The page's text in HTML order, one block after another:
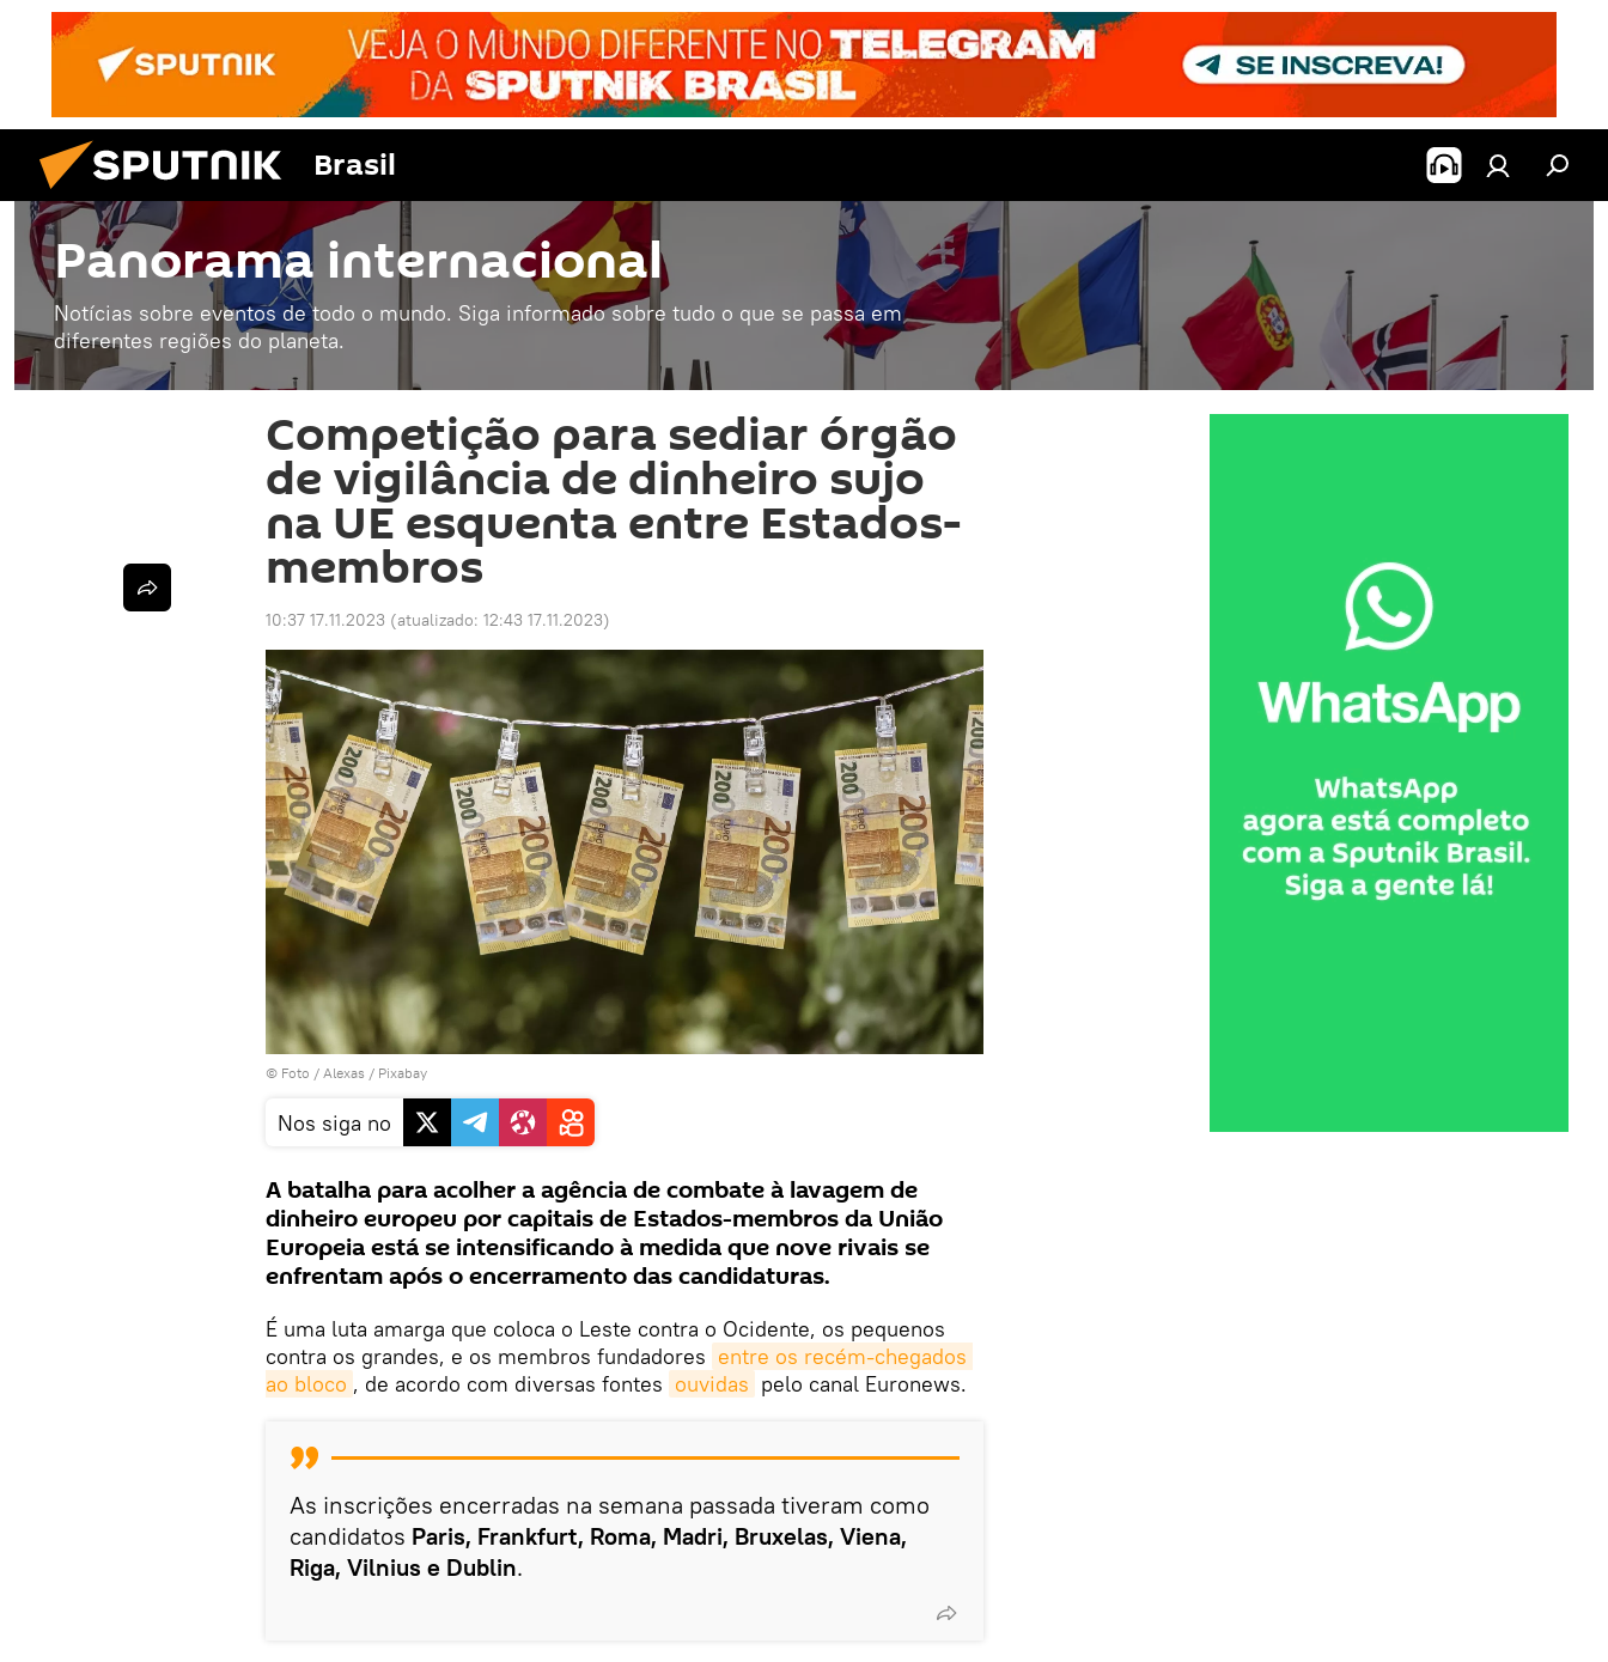
Brasil
Panorama internacional
Notícias sobre eventos de todo o mundo. Siga informado sobre tudo o que se passa em
diferentes regiões do planeta.
Competição para sediar órgão
de vigilância de dinheiro sujo
na UE esquenta entre Estados-
membros
10:37 17.11.2023 (atualizado: 12:43 17.11.2023)
© Foto / Alexas / Pixabay
Nos siga no
A batalha para acolher a agência de combate à lavagem de
dinheiro europeu por capitais de Estados-membros da União
Europeia está se intensificando à medida que nove rivais se
enfrentam após o encerramento das candidaturas.
É uma luta amarga que coloca o Leste contra o Ocidente, os pequenos
contra os grandes, e os membros fundadores entre os recém-chegados
ao bloco , de acordo com diversas fontes ouvidas pelo canal Euronews.
As inscrições encerradas na semana passada tiveram como
candidatos Paris, Frankfurt, Roma, Madri, Bruxelas, Viena,
Riga, Vilnius e Dublin.